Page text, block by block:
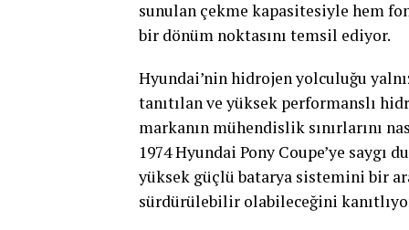
sunulan çekme kapasitesiyle hem
bir dönüm noktasını temsil ediyor.
Hyundai’nin hidrojen yolculuğu
tanıtılan ve yüksek performanslı
markanın mühendislik sınırlarını
1974 Hyundai Pony Coupe’ye
yüksek güçlü batarya sistemini bir
sürdürülebilir olabileceğini